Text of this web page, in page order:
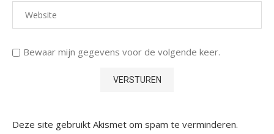
Bewaar mijn gegevens voor de volgende keer.
Deze site gebruikt Akismet om spam te verminderen.